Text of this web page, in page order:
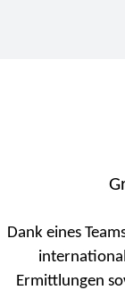
Dank eines
Ermittlungen